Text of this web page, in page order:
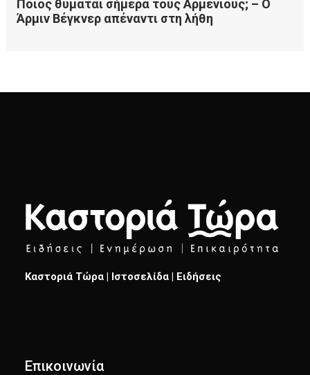
Καστοριά Τώρα | Ιστοσελίδα | Ειδήσεις
Επικοινωνία